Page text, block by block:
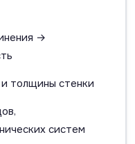
→
толщины стенки
систем